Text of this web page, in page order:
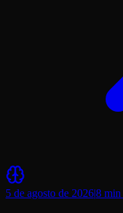
5 de agosto de 2026|8 min